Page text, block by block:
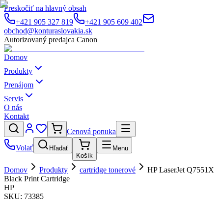
Preskočiť na hlavný obsah
+421 905 327 819
+421 905 609 402
obchod@konturaslovakia.sk
Autorizovaný predajca Canon
Domov
Produkty
Prenájom
Servis
O nás
Kontakt
Cenová ponuka
Volať
Hľadať
Košík
Menu
Domov Produkty cartridge tonerové
HP LaserJet Q7551X
Black Print Cartridge
HP
SKU: 73385